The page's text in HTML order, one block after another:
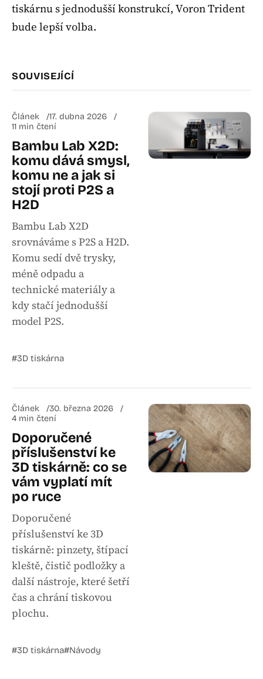
tiskárnu s jednodušší konstrukcí, Voron Trident
bude lepší volba.
SOUVISEJÍCÍ
Článek
17. dubna 2026
11 min čtení
Bambu Lab X2D:
komu dává smysl,
komu ne a jak si
stojí proti P2S a
H2D
Bambu Lab X2D
srovnáváme s P2S a H2D.
Komu sedí dvě trysky,
méně odpadu a
technické materiály a
kdy stačí jednodušší
model P2S.
#3D tiskárna
Článek
30. března 2026
4 min čtení
Doporučené
příslušenství ke
3D tiskárně: co se
vám vyplatí mít
po ruce
Doporučené
příslušenství ke 3D
tiskárně: pinzety, štípací
kleště, čistič podložky a
další nástroje, které šetří
čas a chrání tiskovou
plochu.
#3D tiskárna#Návody